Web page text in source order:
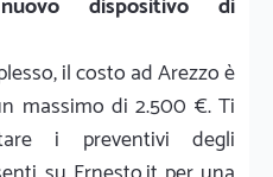
il costo ad Arezzo è
massimo di 2.500 €. Ti
i preventivi degli